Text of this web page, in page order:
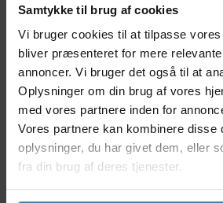
Samtykke til brug af cookies
Vi bruger cookies til at tilpasse
bliver præsenteret for mere
annoncer. Vi bruger det også til at
Oplysninger om din brug af vores
med vores partnere inden for
Vores partnere kan kombinere disse
oplysninger, du har givet dem, eller
fra din brug af deres tjenester.
Originalt Shimano SLX
bagskifter
Sikrer let og pålidelig
Forbedret holdbarhed og lang
Velegnet til både
Nem udskiftning med optimal
Anvendelse
Dette pulleyhjulssæt er perfekt til
ønsker at optimere deres
12-gearssystemer. Det er idéelt til
hobbycyklister og mere